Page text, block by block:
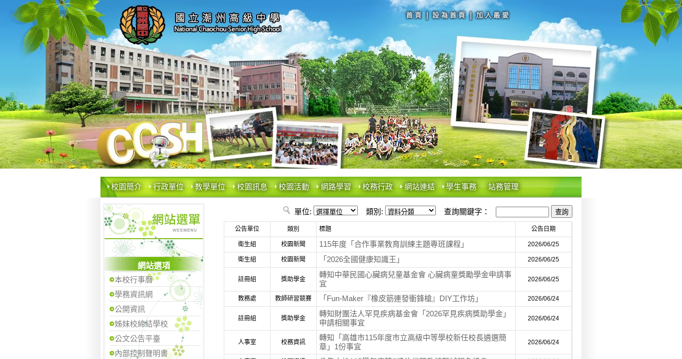
校園簡介 行政單位 教學單位 校園訊息 校園活動 網路學習 校務行政 網站連結 學生事務 站務管理
網站選項
本校行事曆
學務資訊網
公開資訊
姊妹校締結學校
公文公告平臺
內部控制聲明書
單位: 類別: 查詢關鍵字：
公告單位 類別 標題 公告日期
衛生組 校園新聞 115年度「合作事業教育訓練主題專班課程」 2026/06/25
衛生組 校園新聞 「2026全國健康知識王」 2026/06/25
註冊組 獎助學金
轉知中華民國心臟病兒童基金會 心臟病童獎勵學金申請事
宜
2026/06/25
教務處 教師研習競賽 「Fun-Maker『橡皮筋連發衝鋒槍』DIY工作坊」 2026/06/24
註冊組 獎助學金
轉知財團法人罕見疾病基金會「2026罕見疾病獎助學金」
申請相關事宜
2026/06/24
人事室 校務資訊
轉知「高雄市115年度市立高級中等學校新任校長遴選簡
章」1份事宜
2026/06/24